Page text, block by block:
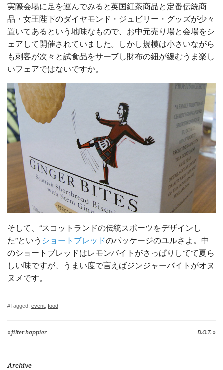
実際会場に足を運んでみると英国紅茶商品と定番伝統商
品・女王陛下のダイヤモンド・ジュビリー・グッズが少々
置いてあるという地味なもので、お中元売り場と会場をシ
ェアして開催されていました。しかし規模は小さいながら
も刺客が次々と試食品をサーブし財布の紐が緩むうま楽し
いフェアではないですか。
そして、“スコットランドの伝統スポーツをデザインし
た”という ショートブレッドのパッケージのユルさよ。中
のショートブレッドはレモンバイトがさっぱりしてて夏ら
しい味ですが、うまい度で言えばジンジャーバイトがオヌ
ヌメです。
#Tagged: event food
«filter happier D.O.T. »
Archive